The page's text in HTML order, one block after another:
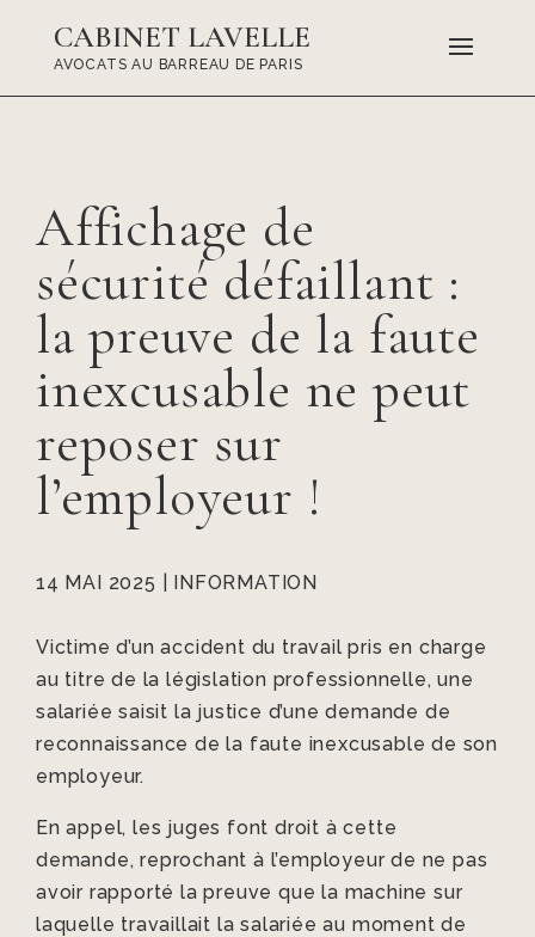
CABINET LAVELLE
AVOCATS AU BARREAU DE PARIS
Affichage de
sécurité défaillant :
la preuve de la faute
inexcusable ne peut
reposer sur
l’employeur !
14 MAI 2025 INFORMATION
Victime d’un accident du travail pris en charge
au titre de la législation professionnelle, une
salariée saisit la justice d’une demande de
reconnaissance de la faute inexcusable de son
employeur.
En appel, les juges font droit à cette
demande, reprochant à l’employeur de ne pas
avoir rapporté la preuve que la machine sur
laquelle travaillait la salariée au moment de